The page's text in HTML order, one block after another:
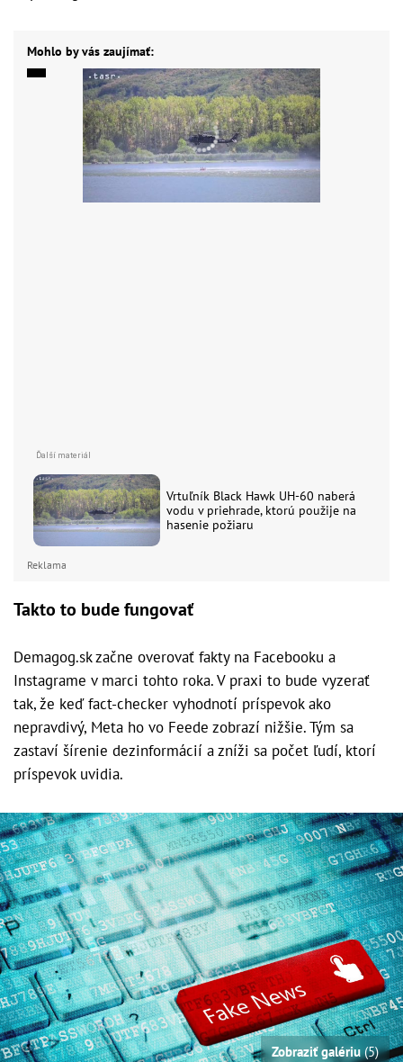
Mohlo by vás zaujímať:
Vrtuľník Black Hawk UH-60 naberá
vodu v priehrade, ktorú použije na
hasenie požiaru
Reklama
Takto to bude fungovať
Demagog.sk začne overovať fakty na Facebooku a
Instagrame v marci tohto roka. V praxi to bude vyzerať
tak, že keď fact-checker vyhodnotí príspevok ako
nepravdivý, Meta ho vo Feede zobrazí nižšie. Tým sa
zastaví šírenie dezinformácií a zníži sa počet ľudí, ktorí
príspevok uvidia.
Zobraziť galériu(5)